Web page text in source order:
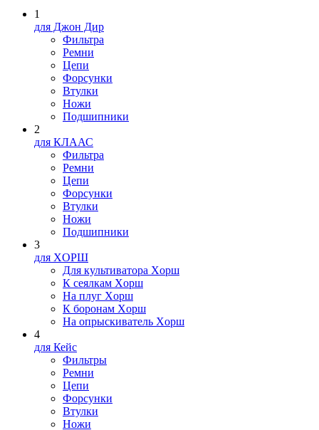
1
для Джон Дир
Фильтра
Ремни
Цепи
Форсунки
Втулки
Ножи
Подшипники
2
для КЛААС
Фильтра
Ремни
Цепи
Форсунки
Втулки
Ножи
Подшипники
3
для XOPШ
Для культиватора Xopш
К сеялкам Xopш
На плуг Xopш
К боронам Xopш
На опрыскиватель Xopш
4
для Кейс
Фильтры
Ремни
Цепи
Форсунки
Втулки
Ножи